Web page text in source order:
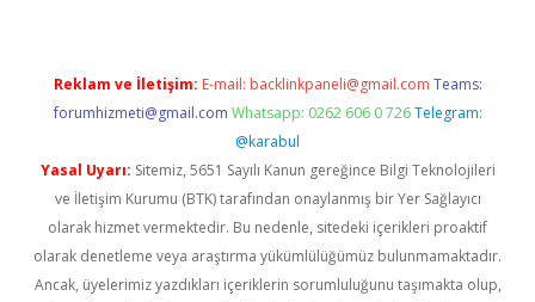
Reklam ve İletişim: E-mail: backlinkpaneli@gmail.com Teams:
forumhizmeti@gmail.com Whatsapp: 0262 606 0 726 Telegram:
@karabul
Yasal Uyarı: Sitemiz, 5651 Sayılı Kanun gereğince Bilgi Teknolojileri
ve İletişim Kurumu (BTK) tarafından onaylanmış bir Yer Sağlayıcı
olarak hizmet vermektedir. Bu nedenle, sitedeki içerikleri proaktif
olarak denetleme veya araştırma yükümlülüğümüz bulunmamaktadır.
Ancak, üyelerimiz yazdıkları içeriklerin sorumluluğunu taşımakta olup,